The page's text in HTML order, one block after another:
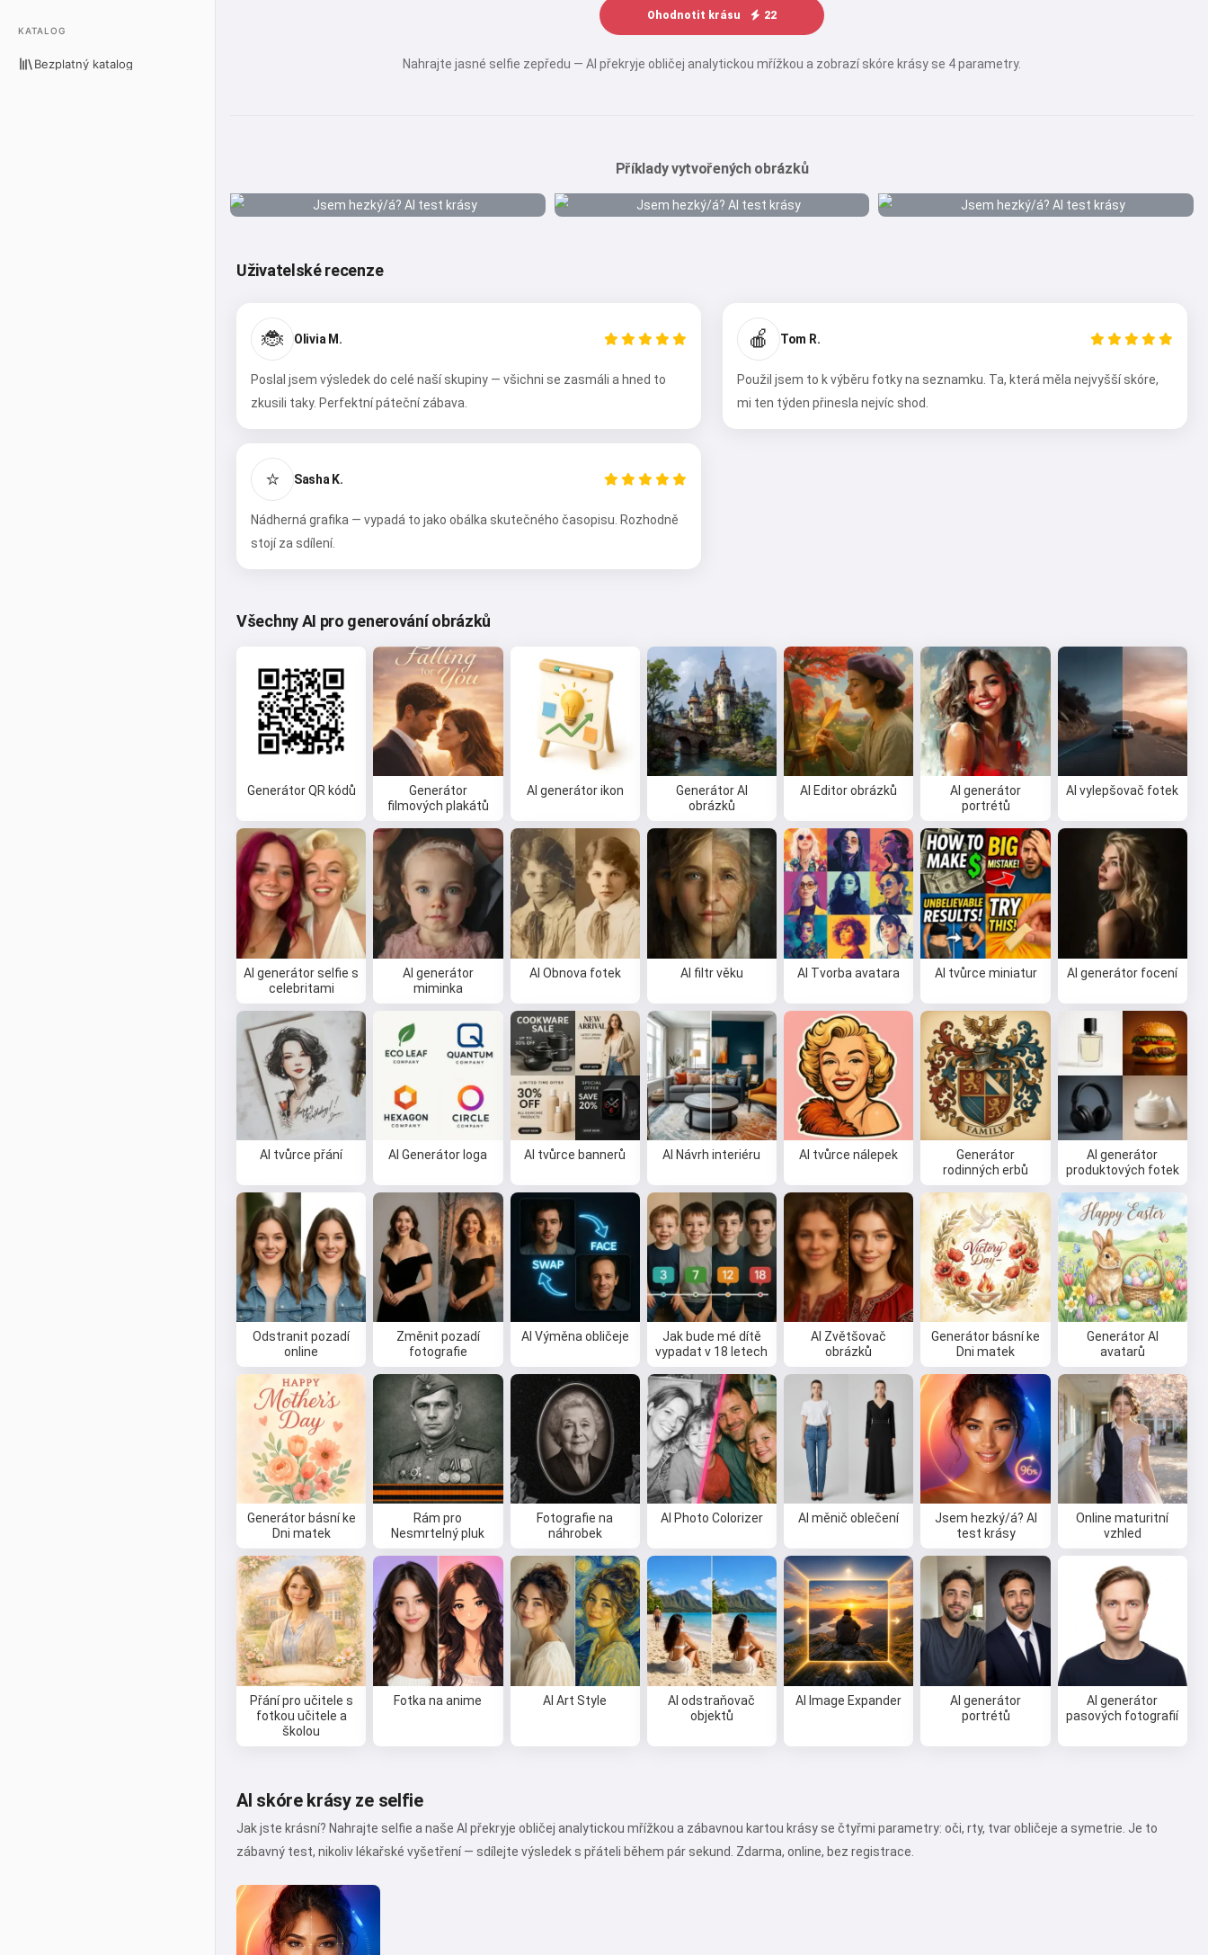
KATALOG
Bezplatný katalog
Ohodnotit krásu 22
Nahrajte jasné selfie zepředu — AI překryje obličej analytickou mřížkou a zobrazí skóre krásy se 4 parametry.
Příklady vytvořených obrázků
Uživatelské recenze
🐞 Olivia M.
Poslal jsem výsledek do celé naší skupiny — všichni se zasmáli a hned to
zkusili taky. Perfektní páteční zábava.
🍎 Tom R.
Použil jsem to k výběru fotky na seznamku. Ta, která měla nejvyšší skóre,
mi ten týden přinesla nejvíc shod.
⭐ Sasha K.
Nádherná grafika — vypadá to jako obálka skutečného časopisu. Rozhodně
stojí za sdílení.
Všechny AI pro generování obrázků
Generátor QR kódů
Generátor
filmových plakátů
AI generátor ikon
Generátor AI
obrázků
AI Editor obrázků
AI generátor
portrétů
AI vylepšovač fotek
AI generátor selfie s
celebritami
AI generátor
miminka
AI Obnova fotek AI filtr věku AI Tvorba avatara AI tvůrce miniatur AI generátor focení
AI tvůrce přání AI Generátor loga AI tvůrce bannerů AI Návrh interiéru AI tvůrce nálepek
Generátor
rodinných erbů
AI generátor
produktových fotek
Odstranit pozadí
online
Změnit pozadí
fotografie
AI Výměna obličeje
Jak bude mé dítě
vypadat v 18 letech
AI Zvětšovač
obrázků
Generátor básní ke
Dni matek
Generátor AI
avatarů
Generátor básní ke
Dni matek
Rám pro
Nesmrtelný pluk
Fotografie na
náhrobek
AI Photo Colorizer AI měnič oblečení
Jsem hezký/á? AI
test krásy
Online maturitní
vzhled
Přání pro učitele s
fotkou učitele a
školou
Fotka na anime AI Art Style
AI odstraňovač
objektů
AI Image Expander
AI generátor
portrétů
AI generátor
pasových fotografií
AI skóre krásy ze selfie
Jak jste krásní? Nahrajte selfie a naše AI překryje obličej analytickou mřížkou a zábavnou kartou krásy se čtyřmi parametry: oči, rty, tvar obličeje a symetrie. Je to
zábavný test, nikoliv lékařské vyšetření — sdílejte výsledek s přáteli během pár sekund. Zdarma, online, bez registrace.
Ahoj 👋
Můžu vytvářet písně, psát básně a
přání 🥰
Vyzkoušej to zdarma
Podmínky služby,
Zásady vrácení peněz